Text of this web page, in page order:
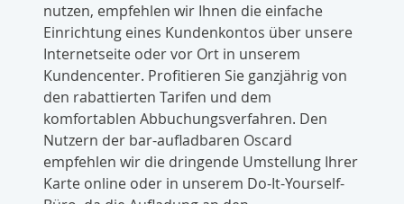
nutzen, empfehlen wir Ihnen die einfache
Einrichtung eines Kundenkontos über unsere
Internetseite oder vor Ort in unserem
Kundencenter. Profitieren Sie ganzjährig von
den rabattierten Tarifen und dem
komfortablen Abbuchungsverfahren. Den
Nutzern der bar-aufladbaren Oscard
empfehlen wir die dringende Umstellung Ihrer
Karte online oder in unserem Do-It-Yourself-